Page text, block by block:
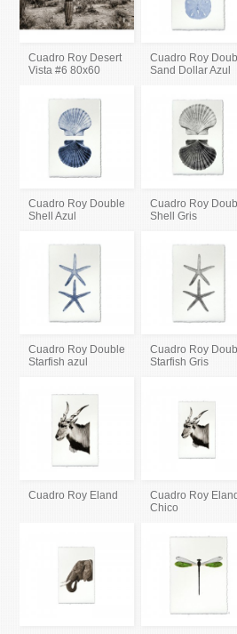
Cuadro Roy Desert
Vista #6 80x60
Cuadro Roy
Sand Dollar Azul
Cuadro Roy Double
Shell Azul
Cuadro Roy
Shell Gris
Cuadro Roy Double
Starfish azul
Cuadro Roy
Starfish Gris
Cuadro Roy Eland
Cuadro Roy Eland
Chico